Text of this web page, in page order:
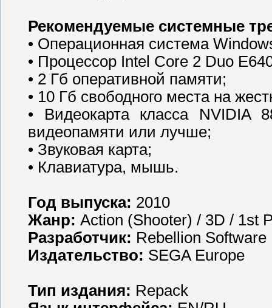
Рекомендуемые системные
• Операционная система
• Процессор Intel Core 2 Duo
• 2 Гб оперативной памяти;
• 10 Гб свободного места на
• Видеокарта класса
видеопамяти или лучше;
• Звуковая карта;
• Клавиатура, мышь.
Год выпуска: 2010
Жанр: Action (Shooter) / 3D / 1st
Разработчик: Rebellion Software
Издательство: SEGA Europe
Тип издания: Repack